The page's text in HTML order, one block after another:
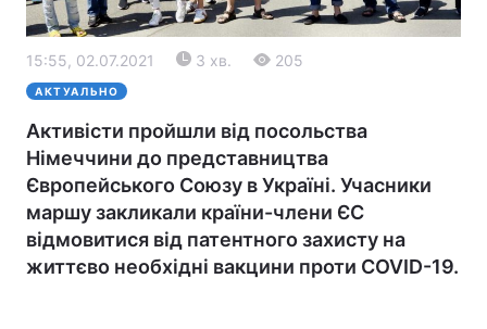
Головна Війна
Україна Політика
Економіка Світ
15:55, 02.07.2021 3 хв. 205
АКТУАЛЬНО
Активісти пройшли від посольства
Німеччини до представництва
Європейського Союзу в Україні. Учасники
маршу закликали країни-члени ЄС
відмовитися від патентного захисту на
життєво необхідні вакцини проти COVID-19.